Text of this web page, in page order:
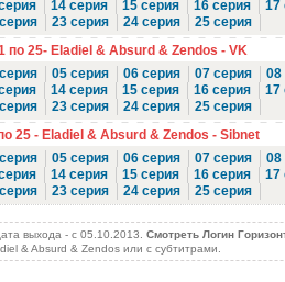
14 серия 15 серия 16 серия 17
23 серия 24 серия
25 серия
по 25- Eladiel & Absurd & Zendos - VK
05 серия 06 серия 07 серия 08
14 серия 15 серия 16 серия 17
23 серия 24 серия
25 серия
25 - Eladiel & Absurd & Zendos - Sibnet
05 серия 06 серия 07 серия 08
14 серия 15 серия 16 серия 17
23 серия 24 серия 25 серия
выхода - c 05.10.2013. Смотреть Логин
& Absurd & Zendos или с субтитрами.